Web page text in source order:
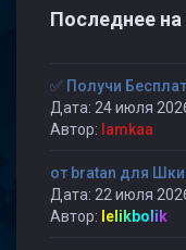
Последнее
✅ Получи
Дата: 24 июля
Автор: lamkaa
от bratan для
Дата: 22 июля
Автор: lelikbolik